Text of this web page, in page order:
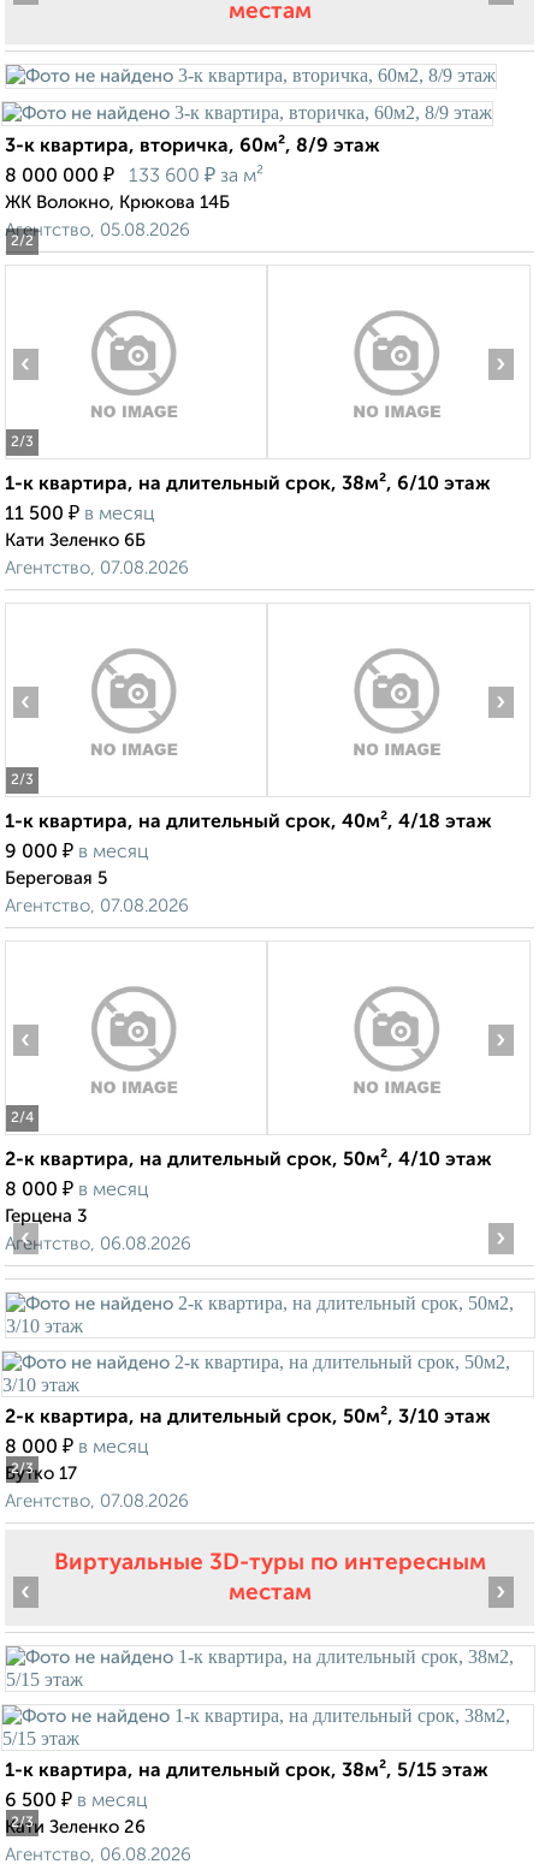
местам
2/2
3-к квартира, вторичка, 60м², 8/9 этаж
8 000 000 ₽ 133 600 ₽ за м²
ЖК Волокно, Крюкова 14Б
Агентство, 05.08.2026
2/3
‹ ›
1-к квартира, на длительный срок, 38м², 6/10 этаж
11 500 ₽ в месяц
Кати Зеленко 6Б
Агентство, 07.08.2026
2/3
‹ ›
1-к квартира, на длительный срок, 40м², 4/18 этаж
9 000 ₽ в месяц
Береговая 5
Агентство, 07.08.2026
2/4
‹ ›
2-к квартира, на длительный срок, 50м², 4/10 этаж
8 000 ₽ в месяц
Герцена 3
Агентство, 06.08.2026
2/3
‹ ›
2-к квартира, на длительный срок, 50м², 3/10 этаж
8 000 ₽ в месяц
Бутко 17
Агентство, 07.08.2026
Виртуальные 3D-туры по интересным
местам
2/3
‹ ›
1-к квартира, на длительный срок, 38м², 5/15 этаж
6 500 ₽ в месяц
Кати Зеленко 26
Агентство, 06.08.2026